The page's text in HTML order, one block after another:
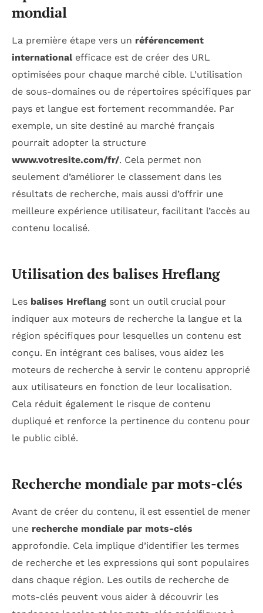
mondial
La première étape vers un référencement
internationalefficace est de créer des URL
optimisées pour chaque marché cible. L’utilisation
de sous-domaines ou de répertoires spécifiques par
pays et langue est fortement recommandée. Par
exemple, un site destiné au marché français
pourrait adopter la structure
www.votresite.com/fr/. Cela permet non
seulement d’améliorer le classement dans les
résultats de recherche, mais aussi d’offrir une
meilleure expérience utilisateur, facilitant l’accès au
contenu localisé.
Utilisation des balises Hreflang
Les balises Hreflang sont un outil crucial pour
indiquer aux moteurs de recherche la langue et la
région spécifiques pour lesquelles un contenu est
conçu. En intégrant ces balises, vous aidez les
moteurs de recherche à servir le contenu approprié
aux utilisateurs en fonction de leur localisation.
Cela réduit également le risque de contenu
dupliqué et renforce la pertinence du contenu pour
le public ciblé.
Recherche mondiale par mots-clés
Avant de créer du contenu, il est essentiel de mener
une recherche mondiale par mots-clés
approfondie. Cela implique d’identifier les termes
de recherche et les expressions qui sont populaires
dans chaque région. Les outils de recherche de
mots-clés peuvent vous aider à découvrir les